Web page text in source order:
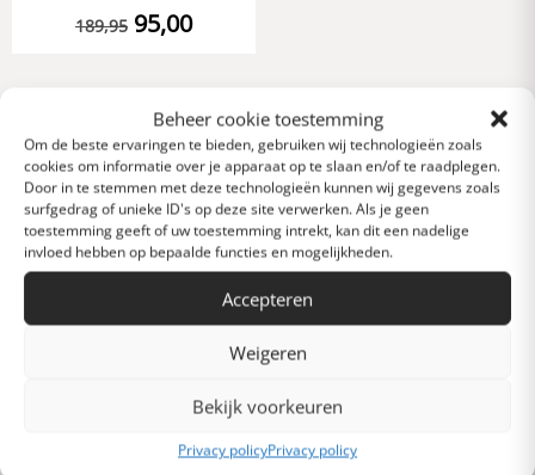
Beheer cookie toestemming
Om de beste ervaringen te bieden, gebruiken wij technologieën zoals
cookies om informatie over je apparaat op te slaan en/of te raadplegen.
Door in te stemmen met deze technologieën kunnen wij gegevens zoals
surfgedrag of unieke ID's op deze site verwerken. Als je geen
toestemming geeft of uw toestemming intrekt, kan dit een nadelige
invloed hebben op bepaalde functies en mogelijkheden.
Accepteren
Weigeren
Bekijk voorkeuren
Privacy policyPrivacy policy
189,95 95,00
Mis niets met
onze nieuwsbrief